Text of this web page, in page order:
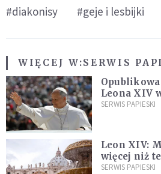
#diakonisy
#geje i lesbijki
WIĘCEJ W:SERWIS
Leona XIV
SERWIS PAPIESKI
Leon XIV:
więcej niż
ją na nowo"
SERWIS PAPIESKI